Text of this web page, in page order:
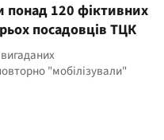
понад 120 фіктивних
посадовців ТЦК
"мобілізували"